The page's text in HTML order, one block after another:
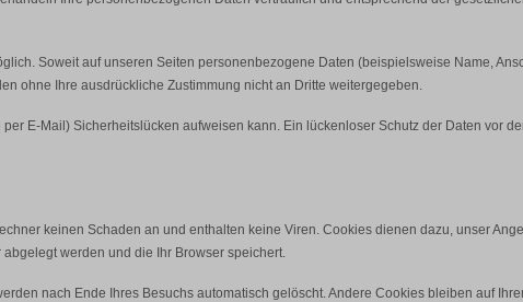
Soweit auf unseren Seiten personenbezogene Daten (beispielsweise Name,
ohne Ihre ausdrückliche Zustimmung nicht an Dritte weitergegeben.
E-Mail) Sicherheitslücken aufweisen kann. Ein lückenloser Schutz der Daten vor
keinen Schaden an und enthalten keine Viren. Cookies dienen dazu, unser
werden und die Ihr Browser speichert.
nach Ende Ihres Besuchs automatisch gelöscht. Andere Cookies bleiben auf